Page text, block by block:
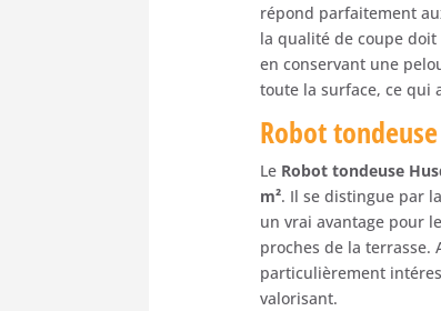
répond parfaitement
la qualité de coupe
en conservant une
toute la surface, ce qui
Robot
Le Robot tondeuse
m². Il se distingue par
un vrai avantage pour
proches de la terrasse.
particulièrement
valorisant.